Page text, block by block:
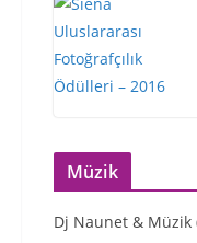
Müzik
Dj Naunet & Müzik